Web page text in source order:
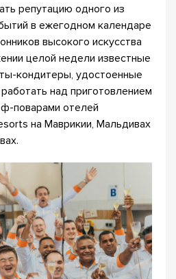
репутацию одного из
в ежегодном календаре
высокого искусства
целой недели известные
кондитеры, удостоенные
над приготовлением
поварами отелей
на Маврикии, Мальдивах